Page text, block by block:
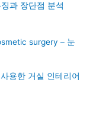
과 장단점 분석
surgery – 눈
용한 거실 인테리어